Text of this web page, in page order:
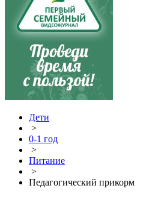
Дети
>
0-1 год
>
Питание
>
Педагогический прикорм